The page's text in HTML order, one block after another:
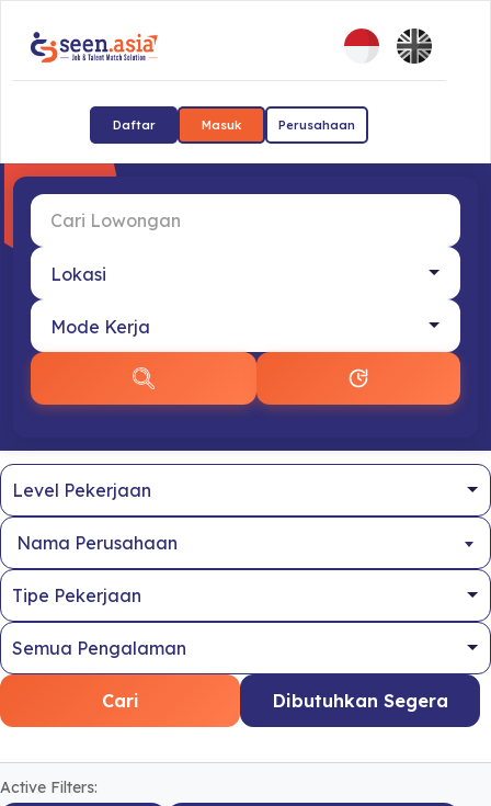
Daftar Masuk Perusahaan
Nama Perusahaan
Cari Dibutuhkan Segera
Active Filters: